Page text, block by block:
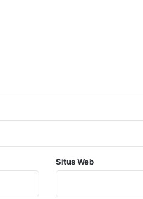
Situs Web